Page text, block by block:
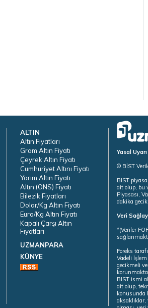
ALTIN
Altın Fiyatları
Gram Altın Fiyatı
Çeyrek Altın Fiyatı
Cumhuriyet Altını Fiyatı
Yarım Altın Fiyatı
Altın (ONS) Fiyatı
Bilezik Fiyatları
Dolar/Kg Altın Fiyatı
Euro/Kg Altın Fiyatı
Kapalı Çarşı Altın
Fiyatları
UZMANPARA
KÜNYE
Yasal
© BİST
BIST
ait olup, bu
Piyasası,
dakika
Veri
*(Veriler
Foreks
Vadeli
gecikmeli
BIST ismi
ait olup,
konusunda